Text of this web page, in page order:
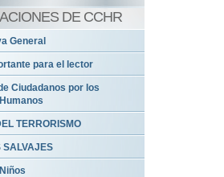
DE CCHR
General
para el lector
Ciudadanos por los
TERRORISMO
SALVAJES